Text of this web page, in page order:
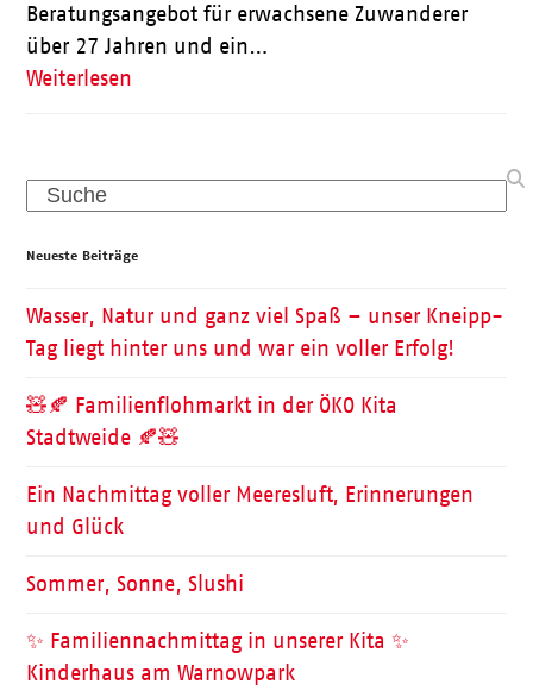
Beratungsangebot für erwachsene Zuwanderer
über 27 Jahren und ein…
Weiterlesen
Search
Neueste Beiträge
Wasser, Natur und ganz viel Spaß – unser Kneipp-
Tag liegt hinter uns und war ein voller Erfolg!
🧸🍂 Familienflohmarkt in der ÖKO Kita
Stadtweide 🍂🧸
Ein Nachmittag voller Meeresluft, Erinnerungen
und Glück
Sommer, Sonne, Slushi
✨ Familiennachmittag in unserer Kita ✨
Kinderhaus am Warnowpark